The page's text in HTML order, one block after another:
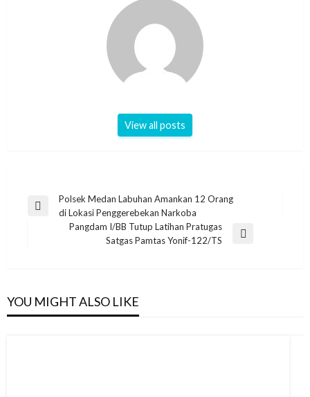
View all posts
Navigasi
Previous
Polsek Medan Labuhan Amankan 12 Orang
di Lokasi Penggerebekan Narkoba
Pangdam I/BB Tutup Latihan Pratugas
Satgas Pamtas Yonif-122/TS
YOU MIGHT ALSO LIKE